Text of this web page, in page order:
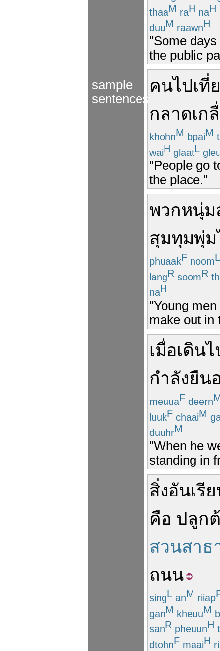
sample
sentences
thaaM raH naH
duuM raawnH
"Some
the public
คนไปเที่
กลาดเก
khohnM bpaiM
waiH glaatL
"People go
the place."
พวกหนุ่ม
สุมทุมพุ่ม
phuaakF noomL
langR soomR
naH
"Young
make out in
เมื่อเดินไ
กำลังยืน
meuuaF deern
luukF chaaiM
duuhrM
"When he
standing in
สิ่งอันเรี
คือ ปลูก
สวนสาธ
ถนน
singL anM riiap
ganM kheuuM
sanR pheuunH
dtohnF maaiH